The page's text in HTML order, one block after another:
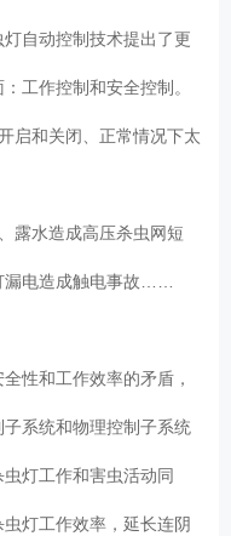
自动控制技术提出了更
工作控制和安全控制。
启和关闭、正常情况下太
露水造成高压杀虫网短
漏电造成触电事故……
性和工作效率的矛盾，
系统和物理控制子系统
灯工作和害虫活动同
灯工作效率，延长连阴